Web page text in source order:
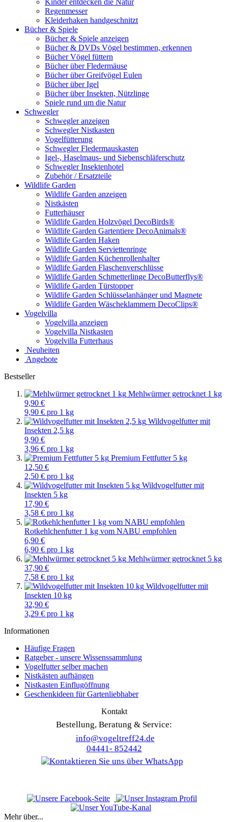
Regenmesser
Kleiderhaken handgeschnitzt
Bücher & Spiele
Bücher & Spiele anzeigen
Bücher & DVDs Vögel bestimmen, erkennen
Bücher Vögel füttern
Bücher über Fledermäuse
Bücher über Greifvögel Eulen
Bücher über Igel
Bücher über Insekten, Nützlinge
Spiele rund um die Natur
Schwegler
Schwegler anzeigen
Schwegler Nistkasten
Vogelfütterung
Schwegler Fledermauskasten
Igel-, Haselmaus- und Siebenschläferschutz
Schwegler Insektenhotel
Zubehör / Ersatzteile
Wildlife Garden
Wildlife Garden anzeigen
Nistkästen
Futterhäuser
Wildlife Garden Holzvögel DecoBirds®
Wildlife Garden Gartentiere DecoAnimals®
Wildlife Garden Haken
Wildlife Garden Serviettenringe
Wildlife Garden Küchenrollenhalter
Wildlife Garden Flaschenverschlüsse
Wildlife Garden Schmetterlinge DecoButterflys®
Wildlife Garden Türstopper
Wildlife Garden Schlüsselanhänger und Magnete
Wildlife Garden Wäscheklammern DecoClips®
Vogelvilla
Vogelvilla anzeigen
Vogelvilla Nistkasten
Vogelvilla Futterhaus
Neuheiten
Angebote
Bestseller
Mehlwürmer getrocknet 1 kg
9,90 €
9,90 € pro 1 kg
Wildvogelfutter mit
Insekten 2,5 kg
9,90 €
3,96 € pro 1 kg
Premium Fettfutter 5 kg
12,50 €
2,50 € pro 1 kg
Wildvogelfutter mit
Insekten 5 kg
17,90 €
3,58 € pro 1 kg
Rotkehlchenfutter 1 kg vom NABU empfohlen
6,90 €
6,90 € pro 1 kg
Mehlwürmer getrocknet 5 kg
37,90 €
7,58 € pro 1 kg
Wildvogelfutter mit
Insekten 10 kg
32,90 €
3,29 € pro 1 kg
Informationen
Häufige Fragen
Ratgeber - unsere Wissenssammlung
Vogelfutter selber machen
Nistkästen aufhängen
Nistkasten Einflugöffnung
Geschenkideen für Gartenliebhaber
Kontakt
Bestellung, Beratung & Service:
info@vogeltreff24.de
04441- 852442
Mehr über...